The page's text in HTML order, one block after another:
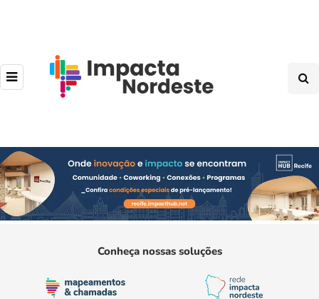
Conheça nossas soluções